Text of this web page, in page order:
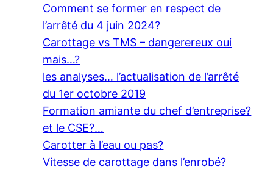
Comment se former en respect de
l’arrêté du 4 juin 2024?
Carottage vs TMS – dangerereux oui
mais…?
les analyses… l’actualisation de l’arrêté
du 1er octobre 2019
Formation amiante du chef d’entreprise?
et le CSE?…
Carotter à l’eau ou pas?
Vitesse de carottage dans l’enrobé?